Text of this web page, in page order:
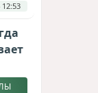
12:53